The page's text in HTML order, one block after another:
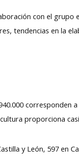
con el grupo
tendencias en la
corresponden
proporciona
y León, 597 en